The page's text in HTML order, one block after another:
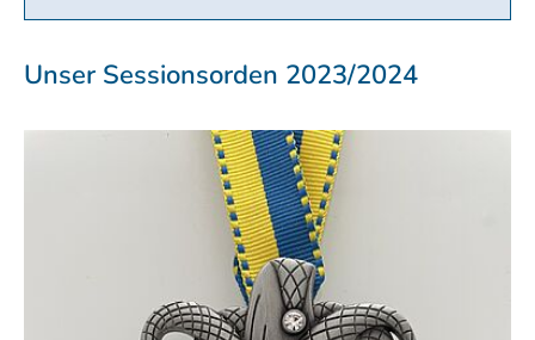
Unser Sessionsorden 2023/2024